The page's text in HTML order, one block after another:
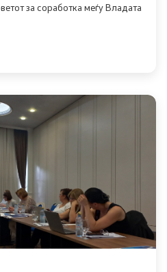
до сите услуги
за соработка меѓу Владата